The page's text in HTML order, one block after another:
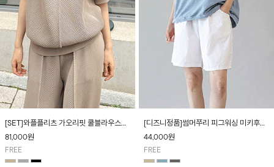
[SET]와플플리츠 가오리핏 쿨블라우스&
조거팬츠
81,000원
FREE
[디즈니정품]썸머쭈리 피그워싱 미키후드
티셔츠
44,000원
FREE